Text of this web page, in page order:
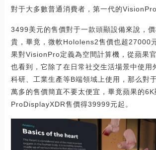
對于大多數普通消費者，第一代的
3499美元的售價對于一款頭顯設備來說，
貴，畢竟，微軟Hololens2售價也超27000
果對VisionPro定義為空間計算機，從蘋果
也看到，它除了在日常社交生活場景中使用
科研、工業生產等B端領域上使用，那么對
萬多的售價簡直不要太便宜，畢竟蘋果的6K
ProDisplayXDR售價得39999元起。